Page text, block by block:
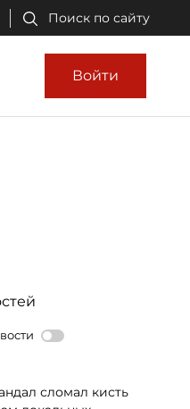
Поиск по сайту
Войти
сломал кисть